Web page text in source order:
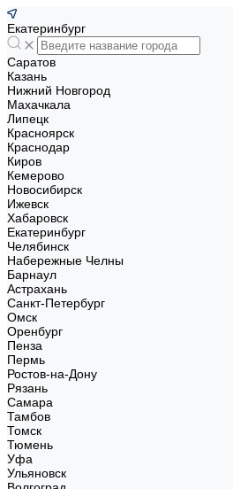
Екатеринбург
Саратов
Казань
Нижний Новгород
Махачкала
Липецк
Красноярск
Краснодар
Киров
Кемерово
Новосибирск
Ижевск
Хабаровск
Екатеринбург
Челябинск
Набережные Челны
Барнаул
Астрахань
Санкт-Петербург
Омск
Оренбург
Пенза
Пермь
Ростов-на-Дону
Рязань
Самара
Тамбов
Томск
Тюмень
Уфа
Ульяновск